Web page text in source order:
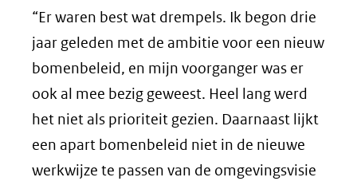
“Er waren best wat drempels. Ik begon drie
jaar geleden met de ambitie voor een nieuw
bomenbeleid, en mijn voorganger was er
ook al mee bezig geweest. Heel lang werd
het niet als prioriteit gezien. Daarnaast lijkt
een apart bomenbeleid niet in de nieuwe
werkwijze te passen van de omgevingsvisie